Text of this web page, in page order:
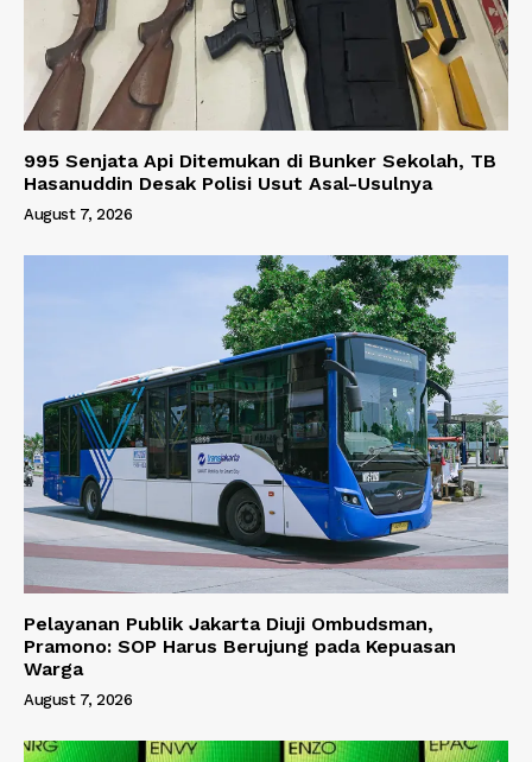
995 Senjata Api Ditemukan di Bunker Sekolah, TB
Hasanuddin Desak Polisi Usut Asal-Usulnya
August 7, 2026
Pelayanan Publik Jakarta Diuji Ombudsman,
Pramono: SOP Harus Berujung pada Kepuasan
Warga
August 7, 2026